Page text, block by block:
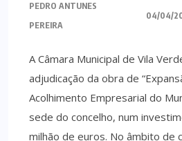
PEDRO ANTUNES
PEREIRA
04/04/
A Câmara Municipal de Vila
adjudicação da obra de
Acolhimento Empresarial do
sede do concelho, num
milhão de euros. No âmbito de